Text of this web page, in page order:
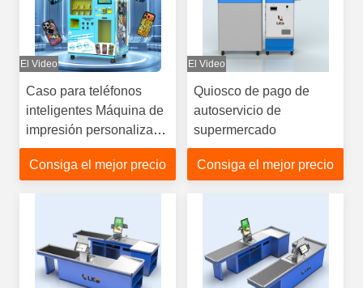
El Video
Caso para teléfonos
inteligentes Máquina de
impresión personalizada
Equipo de impresión
automático DIY
Consiga el mejor precio
El Video
Quiosco de pago de
autoservicio de
supermercado
Consiga el mejor precio